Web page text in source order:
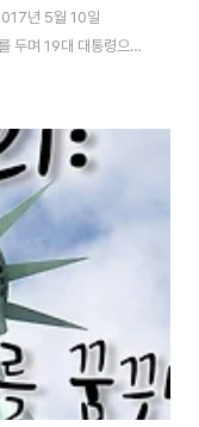
년 5월 10일
두며 19대 대통령으로
을 플랫폼으로
정권에 실망한 중도 보
많은 표 차로 당선된 문
적폐청산, 정경유착
공약 사항을 현실..